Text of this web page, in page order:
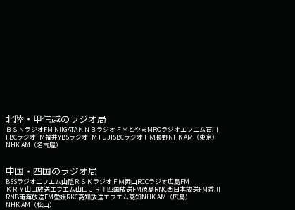
北陸・甲信越のラジオ局
ＢＳＮラジオFM NIIGATAＫＮＢラジオ ＦＭとやまMROラジオエフエム石川
FBCラジオFM福井YBSラジオFM FUJISBCラジオ ＦＭ長野NHK AM（東京）
NHK AM（名古屋）
中国・四国のラジオ局
BSSラジオエフエム山陰ＲＳＫラジオ ＦＭ岡山RCCラジオ広島FM
ＫＲＹ山口放送エフエム山口 ＪＲＴ四国放送FM徳島RNC西日本放送FM香川
RNB南海放送FM愛媛RKC高知放送エフエム高知NHK AM（広島）
NHK AM（松山）